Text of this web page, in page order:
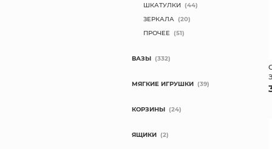
ШКАТУЛКИ (44)
ЗЕРКАЛА (20)
ПРОЧЕЕ (51)
ВАЗЫ (332)
МЯГКИЕ ИГРУШКИ (39)
КОРЗИНЫ (24)
ЯЩИКИ (2)